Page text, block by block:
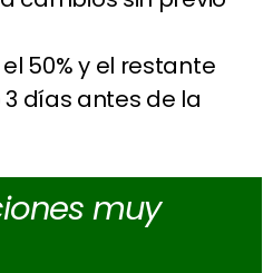
50% y el restante
días antes de la
muy